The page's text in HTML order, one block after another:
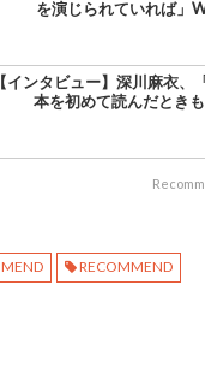
を演じられていれば」
【インタビュー】深川麻衣、
本を初めて読んだとき
RECOMMEND